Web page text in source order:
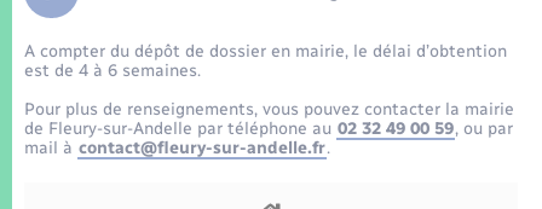
Etat-civil - Papiers - Citoyenneté
Mariage – PACS
Parrainage civil
Logement - Urbanisme
Transports scolaires
Travaux - Autorisation d’occupation de l’espace
public
Compétences
Plan interactif
A compter du dépôt de dossier en mairie, le délai d’obtention
est de 4 à 6 semaines.
Pour plus de renseignements, vous pouvez contacter la mairie
de Fleury-sur-Andelle par téléphone au 02 32 49 00 59, ou par
mail à contact@fleury-sur-andelle.fr.